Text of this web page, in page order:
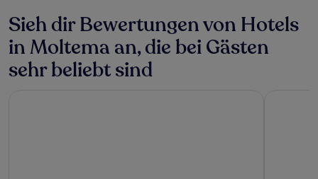
Sieh dir Bewertungen von Hotels
in Moltema an, die bei Gästen
sehr beliebt sind